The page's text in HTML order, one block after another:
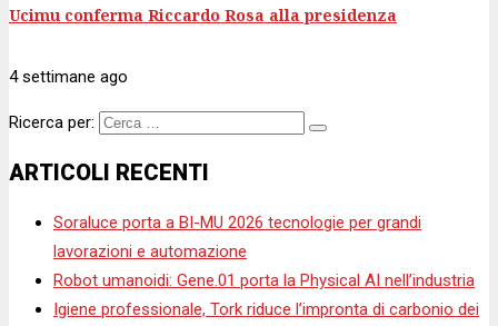
Ucimu conferma Riccardo Rosa alla presidenza
4 settimane ago
Ricerca per:
ARTICOLI RECENTI
Soraluce porta a BI-MU 2026 tecnologie per grandi
lavorazioni e automazione
Robot umanoidi: Gene.01 porta la Physical AI nell’industria
Igiene professionale, Tork riduce l’impronta di carbonio dei